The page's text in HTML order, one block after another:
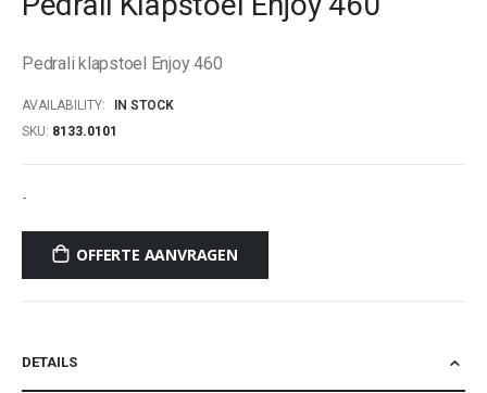
the
gallery
Pedrali klapstoel Enjoy 460
AVAILABILITY:
IN STOCK
SKU 8133.0101
-
OFFERTE AANVRAGEN
DETAILS